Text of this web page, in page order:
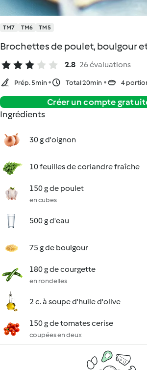
TM7 TM6 TM5
Brochettes de poulet, boulgour
2.8 26 évaluations
Prép. 5min Total 20min 4
Créer un compte
Ingrédients
30 g d'oignon
10 feuilles de coriandre fraîche
150 g de poulet
en cubes
500 g d'eau
75 g de boulgour
180 g de courgette
en rondelles
2 c. à soupe d'huile d'olive
150 g de tomates cerise
coupées en deux